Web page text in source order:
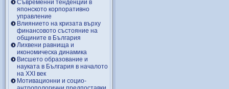
Съвременни тенденции в
японското корпоративно
управление
Влиянието на кризата върху
финансовото състояние на
общините в България
Лихвени равнища и
икономическа динамика
Висшето образование и
науката в България в началото
на ХХІ век
Мотивационни и социо-